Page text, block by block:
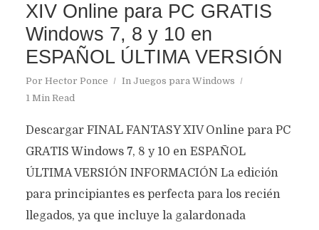
XIV Online para PC GRATIS
Windows 7, 8 y 10 en
ESPAÑOL ÚLTIMA VERSIÓN
Por Hector Ponce In Juegos para Windows
1 Min Read
Descargar FINAL FANTASY XIV Online para PC
GRATIS Windows 7, 8 y 10 en ESPAÑOL
ÚLTIMA VERSIÓN INFORMACIÓN La edición
para principiantes es perfecta para los recién
llegados, ya que incluye la galardonada